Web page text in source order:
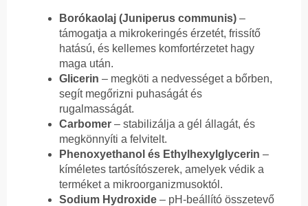
Borókaolaj (Juniperus communis) –
támogatja a mikrokeringés érzetét, frissítő
hatású, és kellemes komfortérzetet hagy
maga után.
Glicerin – megköti a nedvességet a bőrben,
segít megőrizni puhaságát és
rugalmasságát.
Carbomer – stabilizálja a gél állagát, és
megkönnyíti a felvitelt.
Phenoxyethanol és Ethylhexylglycerin –
kíméletes tartósítószerek, amelyek védik a
terméket a mikroorganizmusoktól.
Sodium Hydroxide – pH-beállító összetevő